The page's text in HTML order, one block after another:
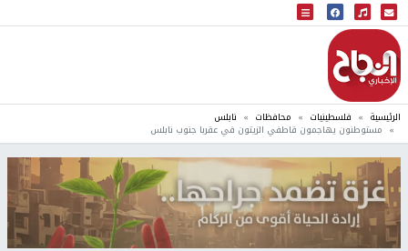
البث المباشر
إذاعة النجاح
الرئيسية فلسطينيات محافظات نابلس
مستوطنون يهاجمون قاطفي الزيتون في عقربا جنوب نابلس